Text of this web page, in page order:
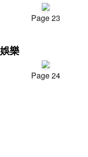
Page 23
娛樂
Page 24